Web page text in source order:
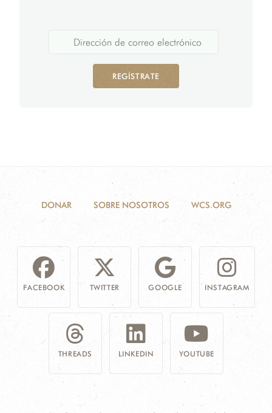
REGÍSTRATE
DONAR SOBRE NOSOTROS WCS.ORG
FACEBOOK TWITTER GOOGLE INSTAGRAM
THREADS LINKEDIN YOUTUBE